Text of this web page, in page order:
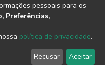
da UENP
Agreement Send Feedback
pessoais para os
Preferências,
política de privacidade.
Recusar Aceitar